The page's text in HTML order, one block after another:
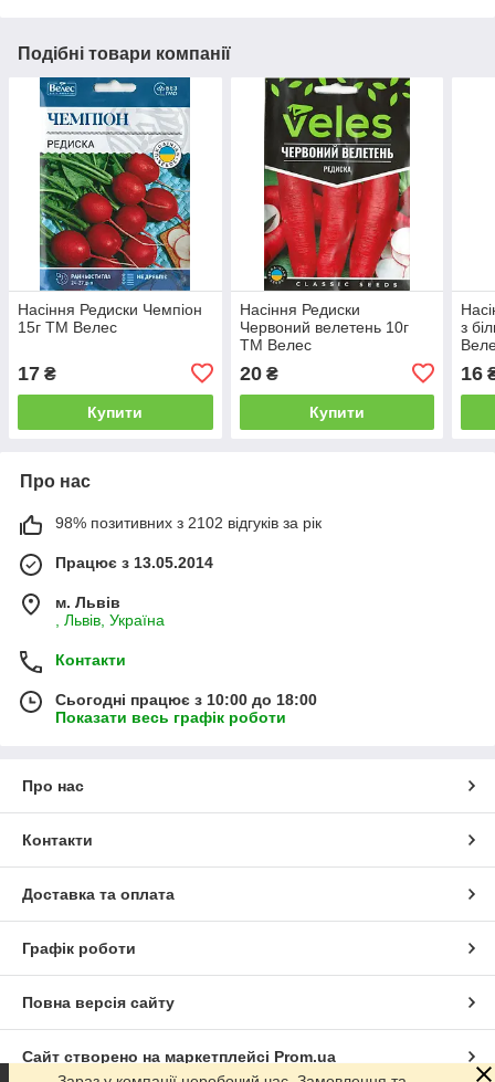
Подібні товари компанії
Насіння Редиски Чемпіон
15г ТМ Велес
17 ₴
Купити
Насіння Редиски
Червоний велетень 10г
ТМ Велес
20₴
Купити
з
16
Про нас
98% позитивних з 2102 відгуків за рік
Працює з 13.05.2014
м. Львів
, Львів, Україна
Контакти
Сьогодні працює з 10:00 до 18:00
Показати весь графік роботи
Про нас
Контакти
Доставка та оплата
Графік роботи
Повна версія сайту
Сайт створено на маркетплейсі Prom.ua